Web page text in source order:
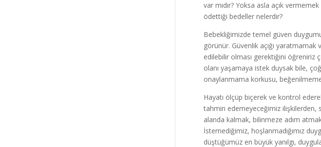
var mıdır? Yoksa asla açık
ödettiği bedeller nelerdir?
Bebekliğimizde temel güven
görünür. Güvenlik açığı
edilebilir olması gerektiğini öğreniriz
olanı yaşamaya istek duysak bile,
onaylanmama korkusu,
Hayatı ölçüp biçerek ve kontrol
tahmin edemeyeceğimiz ilişkilerden,
alanda kalmak, bilinmeze adım
İstemediğimiz, hoşlanmadığımız
düştüğümüz en büyük yanılgı,